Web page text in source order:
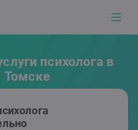
психолога в
Томске